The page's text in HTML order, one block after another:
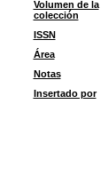
Volumen de la
colección
ISSN
Área
Notas
Insertado por